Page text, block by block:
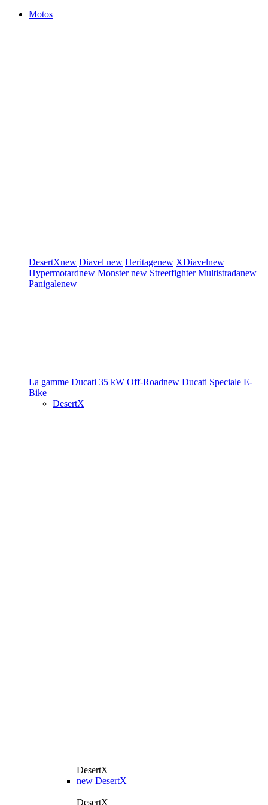
Motos
DesertXnew Diavel new Heritagenew XDiavelnew
Hypermotardnew Monsternew StreetfighterMultistradanew
Panigalenew
La gamme Ducati 35 kW Off-Roadnew Ducati Speciale E-
Bike
DesertX
DesertX
new DesertX
DesertX